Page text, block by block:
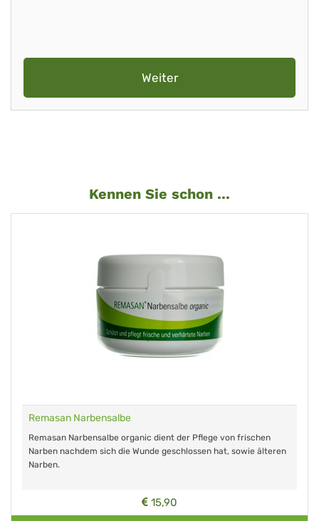
Weiter
Kennen Sie schon ...
Remasan Narbensalbe
Remasan Narbensalbe organic dient der Pflege von frischen
Narben nachdem sich die Wunde geschlossen hat, sowie älteren
Narben.
15,90